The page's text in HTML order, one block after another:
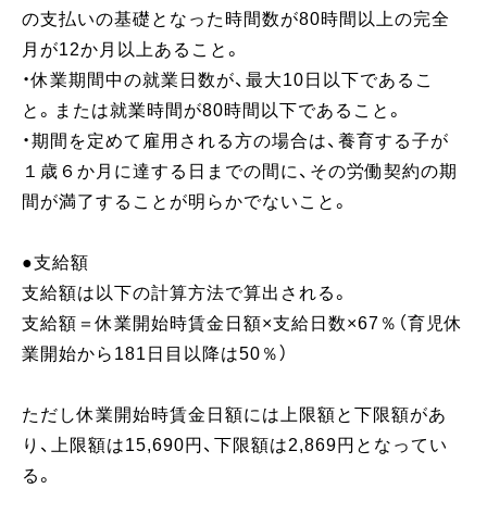
の支払いの基礎となった時間数が80時間以上の完全
月が12か月以上あること。
・休業期間中の就業日数が、最大10日以下であるこ
と。または就業時間が80時間以下であること。
・期間を定めて雇用される方の場合は、養育する子が
１歳６か月に達する日までの間に、その労働契約の期
間が満了することが明らかでないこと。
●支給額
支給額は以下の計算方法で算出される。
支給額＝休業開始時賃金日額×支給日数×67％（育児休
業開始から181日目以降は50％）
ただし休業開始時賃金日額には上限額と下限額があ
り、上限額は15,690円、下限額は2,869円となってい
る。